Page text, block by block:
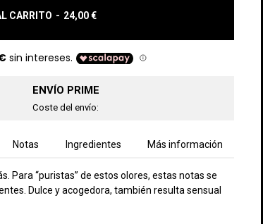
CARRITO - 24,00 €
ENVÍO PRIME
Coste del envío:
Notas Ingredientes Más información
Para “puristas” de estos olores, estas notas se
Dulce y acogedora, también resulta sensual